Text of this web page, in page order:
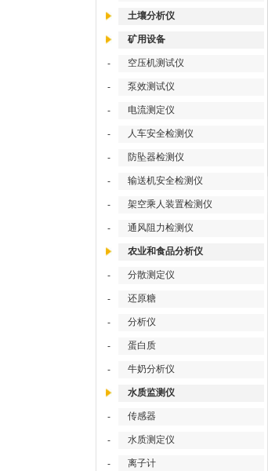
土壤分析仪
矿用设备
- 空压机测试仪
- 泵效测试仪
- 电流测定仪
- 人车安全检测仪
- 防坠器检测仪
- 输送机安全检测仪
- 架空乘人装置检测仪
- 通风阻力检测仪
农业和食品分析仪
- 分散测定仪
- 还原糖
- 分析仪
- 蛋白质
- 牛奶分析仪
水质监测仪
- 传感器
- 水质测定仪
- 离子计